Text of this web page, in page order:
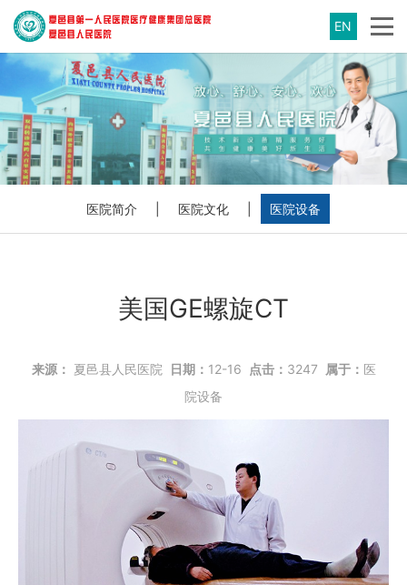
EN
医院简介 医院文化 医院设备
美国GE螺旋CT
来源： 夏邑县人民医院 日期： 12-16 点击： 3247 属于： 医
院设备